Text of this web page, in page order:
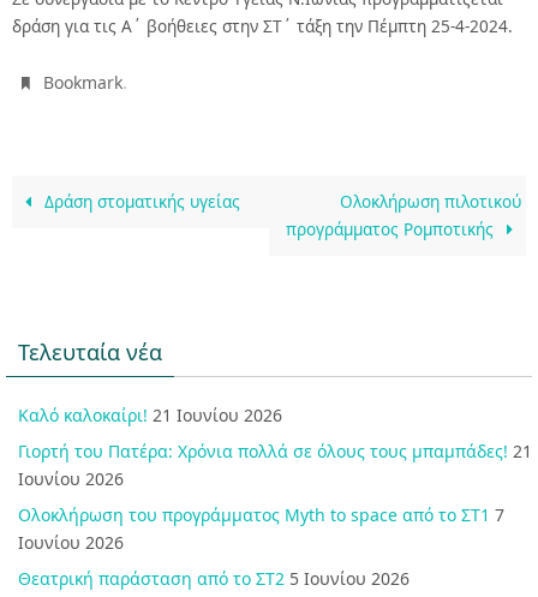
δράση για τις Α΄ βοήθειες στην ΣΤ΄ τάξη την Πέμπτη 25-4-2024.
Bookmark.
Δράση στοματικής υγείας
Ολοκλήρωση πιλοτικού
προγράμματος Ρομποτικής
Τελευταία νέα
Καλό καλοκαίρι! 21 Ιουνίου 2026
Γιορτή του Πατέρα: Χρόνια πολλά σε όλους τους μπαμπάδες! 21
Ιουνίου 2026
Ολοκλήρωση του προγράμματος Myth to space από το ΣΤ1 7
Ιουνίου 2026
Θεατρική παράσταση από το ΣΤ2 5 Ιουνίου 2026